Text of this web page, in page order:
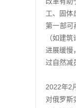
工、固体
第一部可
（如建
进展缓慢
过自然减
2022年2
对俄罗斯